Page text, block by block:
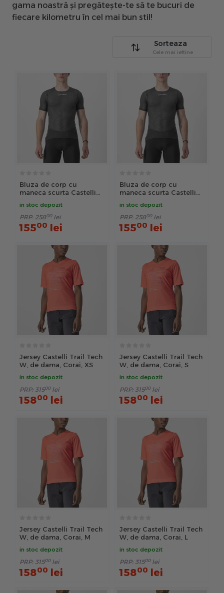
gama noastră și pregătește-te să te bucuri de
fiecare kilometru în cel mai bun stil!
Sorteaza
Cele mai ieftine
Bluza de corp cu
maneca scurta Castelli
M
in stoc depozit
PRP: 25800 lei
15500 lei
Bluza de corp cu
maneca scurta Castelli
in stoc depozit
PRP: 25800 lei
15500 lei
Jersey Castelli Trail Tech
W, de dama, Corai, XS
in stoc depozit
PRP: 31500 lei
15800 lei
Jersey Castelli Trail Tech
W, de dama, Corai, S
in stoc depozit
PRP: 31500 lei
15800 lei
Jersey Castelli Trail Tech
W, de dama, Corai, M
in stoc depozit
PRP: 31500 lei
15800 lei
Jersey Castelli Trail Tech
W, de dama, Corai, L
in stoc depozit
PRP: 31500 lei
15800 lei